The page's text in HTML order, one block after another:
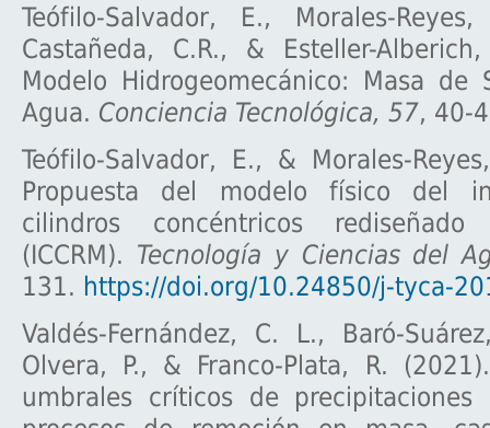
Teófilo-Salvador, E., Morales-
Castañeda, C.R., & Esteller-
Modelo Hidrogeomecánico: Masa de
Agua. Conciencia Tecnológica, 57, 40-
Teófilo-Salvador, E., & Morales-
Propuesta del modelo físico del
cilindros concéntricos rediseñado
(ICCRM). Tecnología y Ciencias del
131. https://doi.org/10.24850/j-tyca-
Valdés-Fernández, C. L., Baró-
Olvera, P., & Franco-Plata, R.
umbrales críticos de precipitaciones